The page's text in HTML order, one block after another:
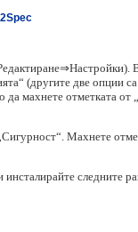
(другите две
махнете отметката
Махнете
инсталирайте следните